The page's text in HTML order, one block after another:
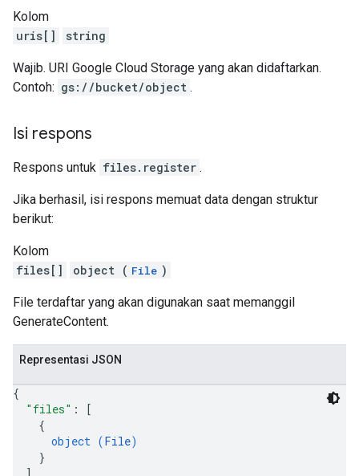
Kolom
uris[]
string
Wajib. URI Google Cloud Storage yang akan didaftarkan.
Contoh: gs://bucket/object .
Isi respons
Respons untuk files.register .
Jika berhasil, isi respons memuat data dengan struktur
berikut:
Kolom
files[]
object ( File )
File terdaftar yang akan digunakan saat memanggil
GenerateContent.
Representasi JSON
{
"files" :
[
{
object (File)
}